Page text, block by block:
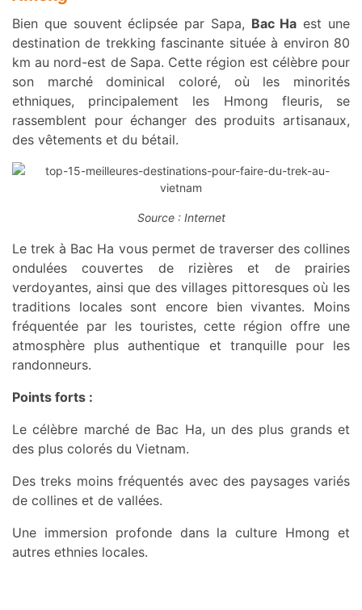
Bien que souvent éclipsée par Sapa, Bac Ha est une
destination de trekking fascinante située à environ 80
km au nord-est de Sapa. Cette région est célèbre pour
son marché dominical coloré, où les minorités
ethniques, principalement les Hmong fleuris, se
rassemblent pour échanger des produits artisanaux,
des vêtements et du bétail.
Source : Internet
Le trek à Bac Ha vous permet de traverser des collines
ondulées couvertes de rizières et de prairies
verdoyantes, ainsi que des villages pittoresques où les
traditions locales sont encore bien vivantes. Moins
fréquentée par les touristes, cette région offre une
atmosphère plus authentique et tranquille pour les
randonneurs.
Points forts :
Le célèbre marché de Bac Ha, un des plus grands et
des plus colorés du Vietnam.
Des treks moins fréquentés avec des paysages variés
de collines et de vallées.
Une immersion profonde dans la culture Hmong et
autres ethnies locales.